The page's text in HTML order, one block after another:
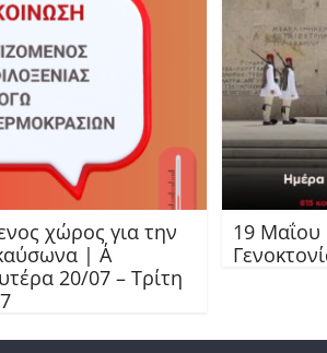
χώρος για την
| Α΄
20/07 – Τρίτη
19